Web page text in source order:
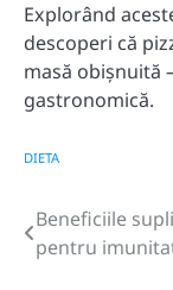
Explorând
descoperi că
masă obișnuită
gastronomică.
DIETA
Post
navigation
Beneficiile
pentru